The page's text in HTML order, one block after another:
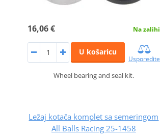
16,06 € Na zalihi
U košaricu
Usporedite
Wheel bearing and seal kit.
Ležaj kotača komplet sa semeringom
All Balls Racing 25-1458